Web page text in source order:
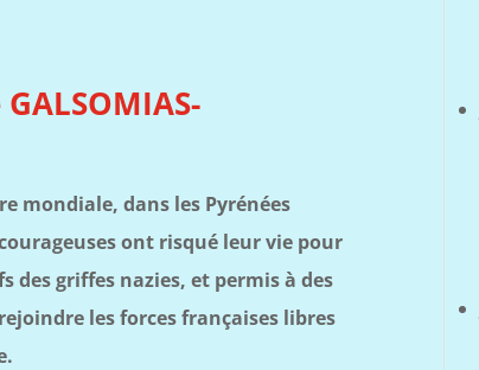
mondiale, dans les Pyrénées
ont risqué leur vie pour
des griffes nazies, et permis à des
les forces françaises libres